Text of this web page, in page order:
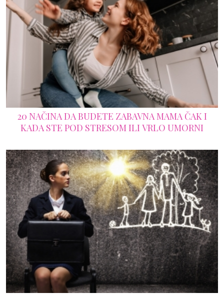
20 NAČINA DA BUDETE ZABAVNA MAMA ČAK I
KADA STE POD STRESOM ILI VRLO UMORNI